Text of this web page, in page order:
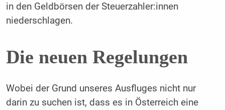
in den Geldbörsen der Steuerzahler:innen
niederschlagen.
Die neuen Regelungen
Wobei der Grund unseres Ausfluges nicht nur
darin zu suchen ist, dass es in Österreich eine